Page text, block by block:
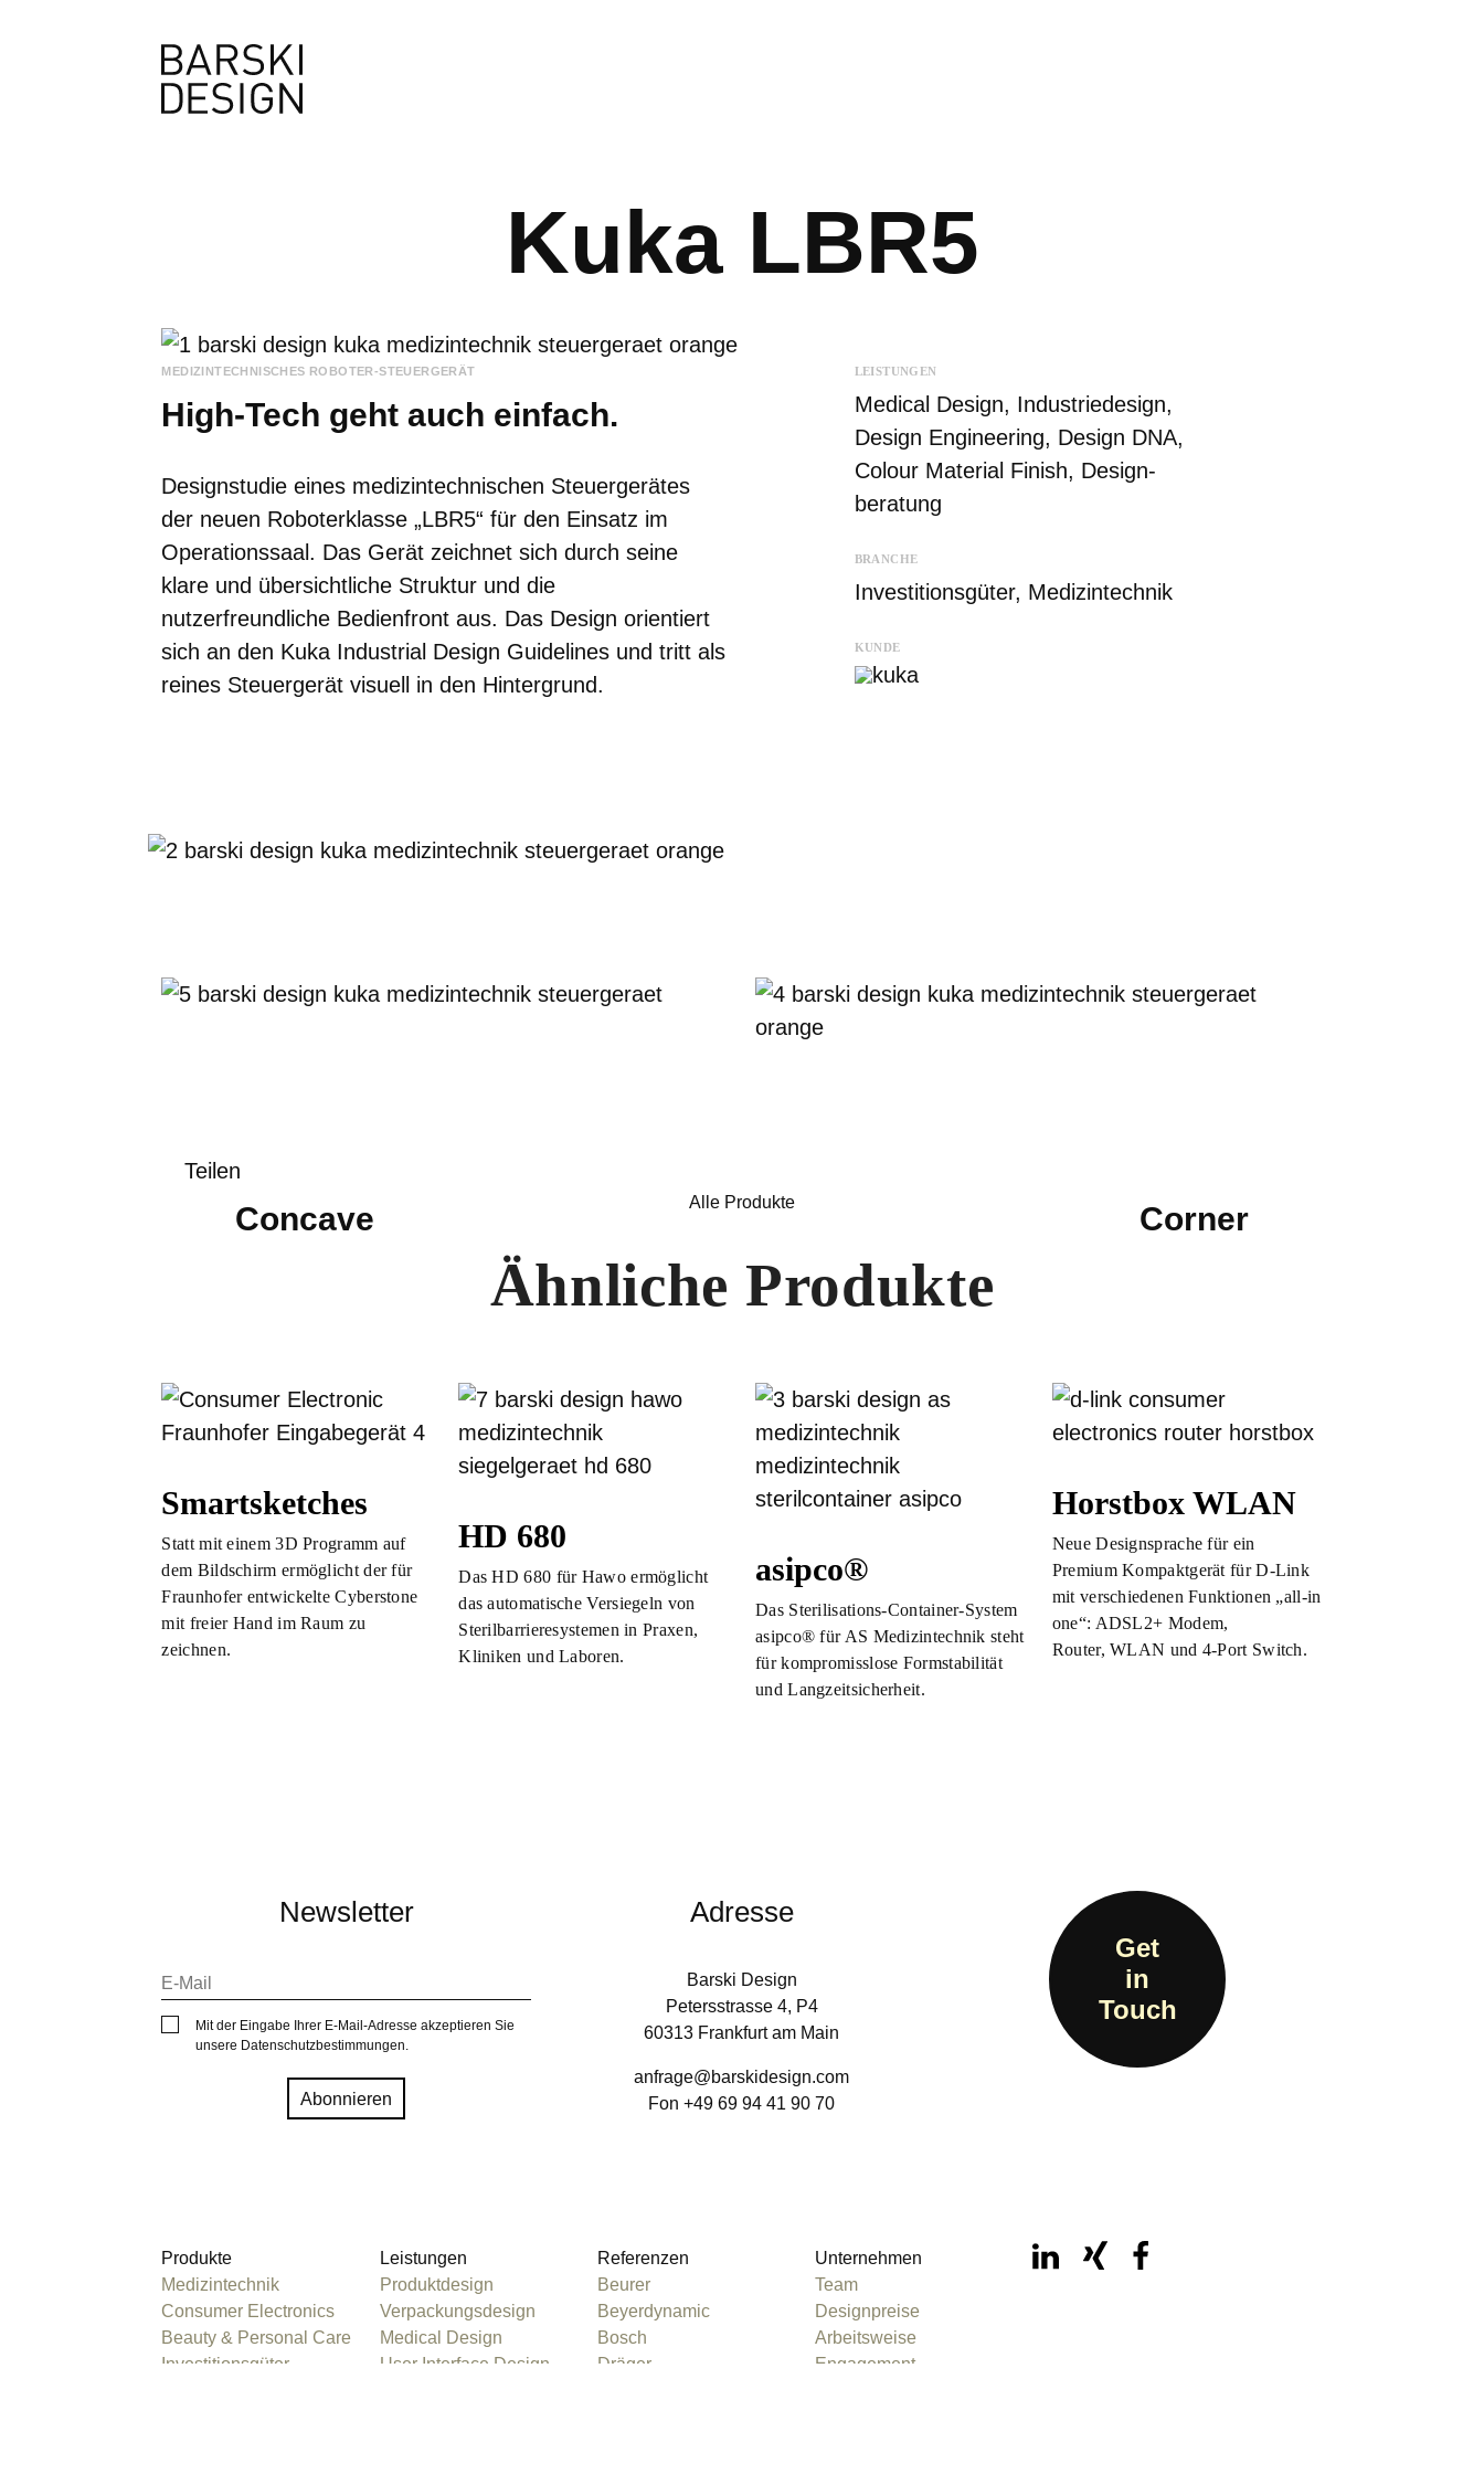
en
Kuka LBR5
MEDIZINTECHNISCHES ROBOTER-STEUERGERÄT
High-Tech geht auch einfach.
Designstudie eines medizintechnischen Steuergerätes
der neuen Roboterklasse „LBR5“ für den Einsatz im
Operationssaal. Das Gerät zeichnet sich durch seine
klare und übersichtliche Struktur und die
nutzerfreundliche Bedienfront aus. Das Design orientiert
sich an den Kuka Industrial Design Guidelines und tritt als
reines Steuergerät visuell in den Hintergrund.
LEISTUNGEN
Medical Design, Industrie­design,
Design Engineering, Design DNA,
Colour Material Finish, Design­
beratung
BRANCHE
Investitionsgüter, Medizintechnik
KUNDE
Teilen
Corner
Alle Produkte
Concave
Ähnliche Produkte
Smartsketches
Statt mit einem 3D Programm auf
dem Bildschirm ermöglicht der für
Fraunhofer entwickelte Cyberstone
mit freier Hand im Raum zu
zeichnen.
HD 680
Das HD 680 für Hawo ermöglicht
das automatische Versiegeln von
Sterilbarrieresystemen in Praxen,
Kliniken und Laboren.
asipco®
Das Sterilisations-Container-System
asipco® für AS Medizintechnik steht
für kompromisslose Formstabilität
und Langzeitsicherheit.
Horstbox WLAN
Neue Designsprache für ein
Premium Kompaktgerät für D-Link
mit verschiedenen Funktionen „all-in
one“: ADSL2+ Modem,
Router, WLAN und 4-Port Switch.
Newsletter
Mit der Eingabe Ihrer E-Mail-Adresse akzeptieren Sie
unsere Datenschutzbestimmungen.
Adresse
Barski Design
Petersstrasse 4, P4
60313 Frankfurt am Main
anfrage@barskidesign.com
Fon +49 69 94 41 90 70
Get
in
Touch
Produkte
Medizintechnik
Consumer Electronics
Beauty & Personal Care
Investitionsgüter
Leistungen
Produktdesign
Verpackungsdesign
Medical Design
User Interface Design
Referenzen
Beurer
Beyerdynamic
Bosch
Dräger
Unternehmen
Team
Designpreise
Arbeitsweise
Engagement